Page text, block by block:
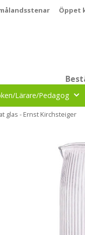
Öppet
Lärare/Pedagog
glas - Ernst Kirchsteiger